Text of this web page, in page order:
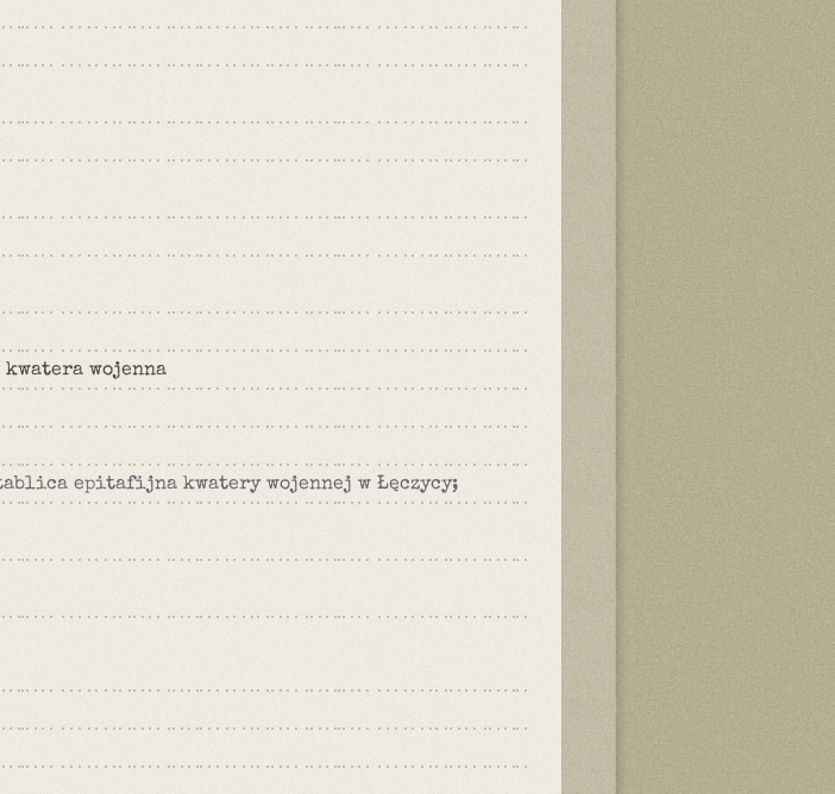
wojenna
epitafijna kwatery wojennej w Łęczycy;